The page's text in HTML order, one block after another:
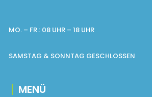
MO. – FR.: 08 UHR – 18 UHR
SAMSTAG & SONNTAG GESCHLOSSEN
MENÜ